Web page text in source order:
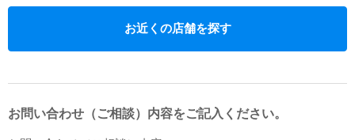
お近くの店舗を探す
お問い合わせ（ご相談）内容をご記入ください。